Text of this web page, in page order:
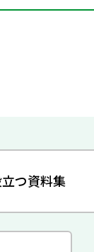
つ資料集